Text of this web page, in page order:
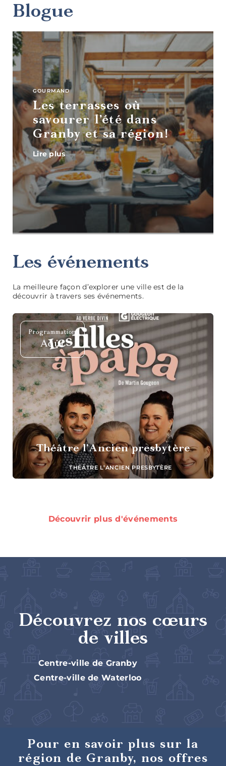
Art,
culture et
patrimoine
Boutiques
Tables
gastronomiques
Cafés et
sandwicheries
Bistros,
bars à vin
familiaux
Blogue
GOURMAND
Les terrasses où
savourer l’été dans
Granby et sa région!
Lire plus
Les événements
La meilleure façon d’explorer une ville est de la
découvrir à travers ses événements.
Programmation
Août
Théâtre l’Ancien presbytère
THÉÂTRE L’ANCIEN PRESBYTÈRE
Découvrir plus d'événements
Découvrez nos cœurs
de villes
Centre-ville de Granby
Centre-ville de Waterloo
Pour en savoir plus sur la
région de Granby, nos offres